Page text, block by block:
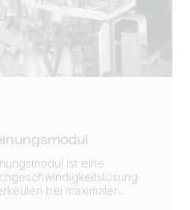
ist eine
bei maximaler...